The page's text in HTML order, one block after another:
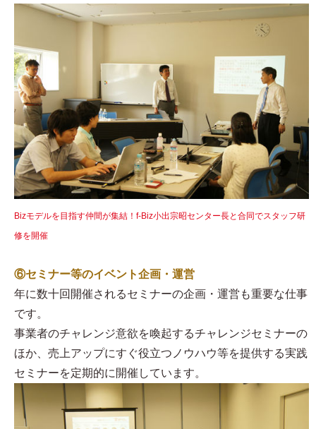
Bizモデルを目指す仲間が集結！f-Biz小出宗昭センター長と合同でスタッフ研
修を開催
⑥セミナー等のイベント企画・運営
年に数十回開催されるセミナーの企画・運営も重要な仕事
です。
事業者のチャレンジ意欲を喚起するチャレンジセミナーの
ほか、売上アップにすぐ役立つノウハウ等を提供する実践
セミナーを定期的に開催しています。